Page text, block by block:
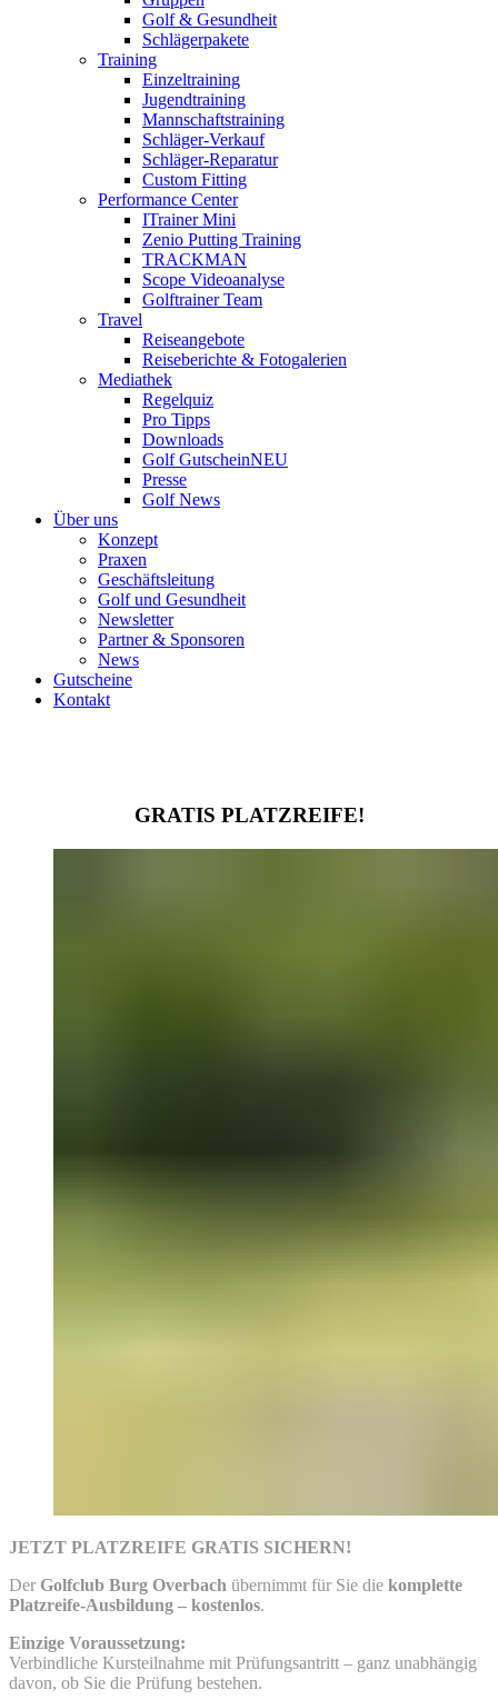
Golf & Gesundheit
Schlägerpakete
Training
Einzeltraining
Jugendtraining
Mannschaftstraining
Schläger-Verkauf
Schläger-Reparatur
Custom Fitting
Performance Center
ITrainer Mini
Zenio Putting Training
TRACKMAN
Scope Videoanalyse
Golftrainer Team
Travel
Reiseangebote
Reiseberichte & Fotogalerien
Mediathek
Regelquiz
Pro Tipps
Downloads
Golf GutscheinNEU
Presse
Golf News
Über uns
Konzept
Praxen
Geschäftsleitung
Golf und Gesundheit
Newsletter
Partner & Sponsoren
News
Gutscheine
Kontakt
GRATIS PLATZREIFE!
JETZT PLATZREIFE GRATIS SICHERN!
Der Golfclub Burg Overbach übernimmt für Sie die komplette
Platzreife-Ausbildung – kostenlos.
Einzige Voraussetzung:
Verbindliche Kursteilnahme mit Prüfungsantritt – ganz unabhängig
davon, ob Sie die Prüfung bestehen.